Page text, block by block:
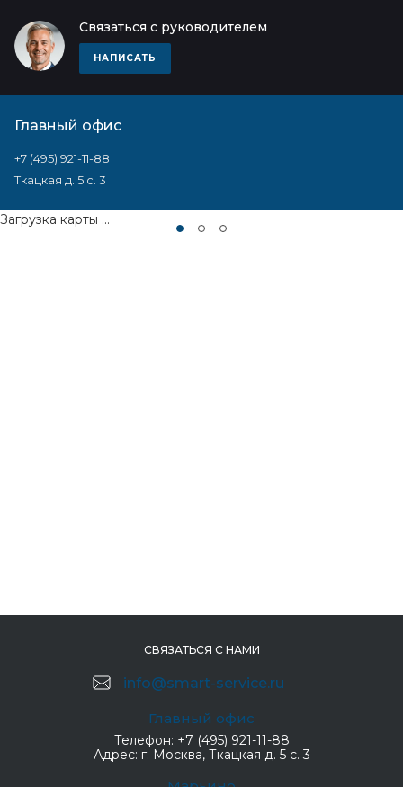
Связаться с руководителем
НАПИСАТЬ
Главный офис
+7 (495) 921-11-88
Ткацкая д. 5 с. 3
Загрузка карты ...
СВЯЗАТЬСЯ С НАМИ
info@smart-service.ru
Главный офис
Телефон: +7 (495) 921-11-88
Адрес: г. Москва, Ткацкая д. 5 с. 3